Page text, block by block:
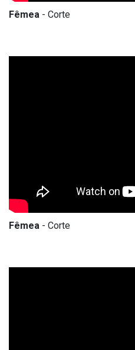
Fêmea - Corte
Fêmea - Corte